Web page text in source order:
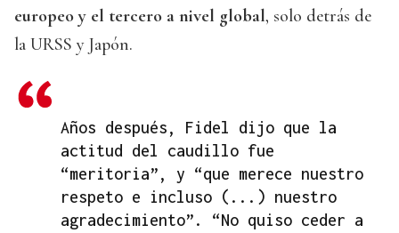
europeo y el tercero a nivel global, solo detrás de
la URSS y Japón.
Años después, Fidel dijo que la
actitud del caudillo fue
“meritoria”, y “que merece nuestro
respeto e incluso (...) nuestro
agradecimiento”. “No quiso ceder a